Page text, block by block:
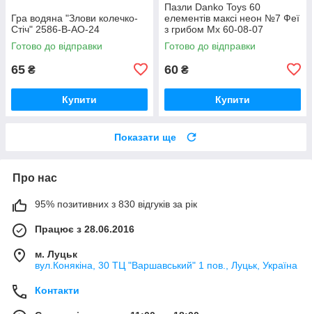
Гра водяна "Злови колечко-
Стіч" 2586-В-АO-24
Готово до відправки
65 ₴
Купити
Пазли Danko Toys 60
елементів максі неон №7 Феї
з грибом Мх 60-08-07
Готово до відправки
60 ₴
Купити
Показати ще
Про нас
95% позитивних з 830 відгуків за рік
Працює з 28.06.2016
м. Луцьк
вул.Конякіна, 30 ТЦ "Варшавський" 1 пов., Луцьк, Україна
Контакти